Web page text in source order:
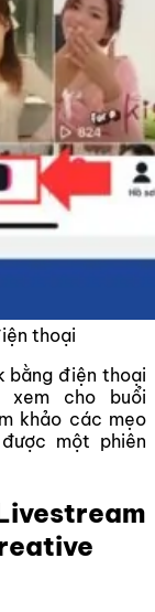
thoại
bằng điện thoại
cho buổi
khảo các mẹo
một phiên